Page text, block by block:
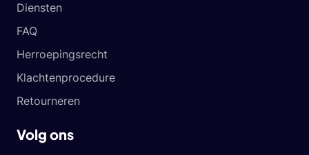
Diensten
FAQ
Herroepingsrecht
Klachtenprocedure
Retourneren
Volg ons